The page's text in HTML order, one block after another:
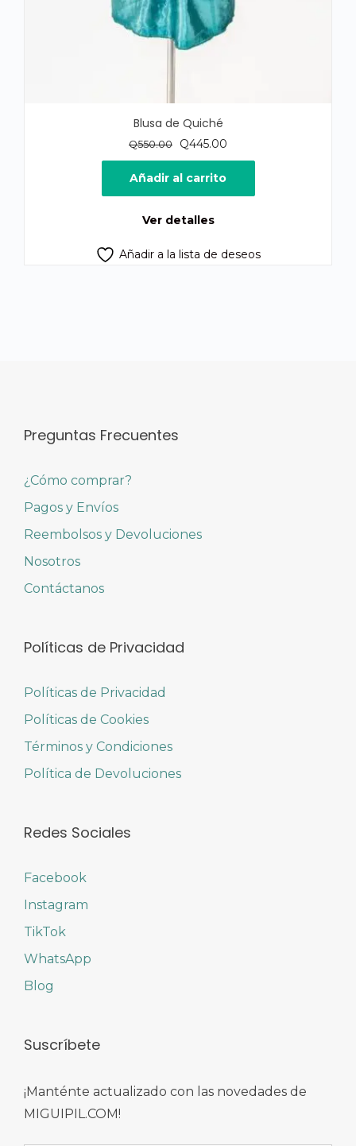
Blusa de Quiché
Q550.00
El
precio
original
era:
Q445.00
precio
es:
Añadir al carrito
Ver detalles
Añadir a la lista de deseos
Preguntas Frecuentes
¿Cómo comprar?
Pagos y Envíos
Reembolsos y Devoluciones
Nosotros
Contáctanos
Políticas de Privacidad
Políticas de Privacidad
Políticas de Cookies
Términos y Condiciones
Política de Devoluciones
Redes Sociales
Facebook
Instagram
TikTok
WhatsApp
Blog
Suscríbete
¡Manténte actualizado con las novedades de
MIGUIPIL.COM!